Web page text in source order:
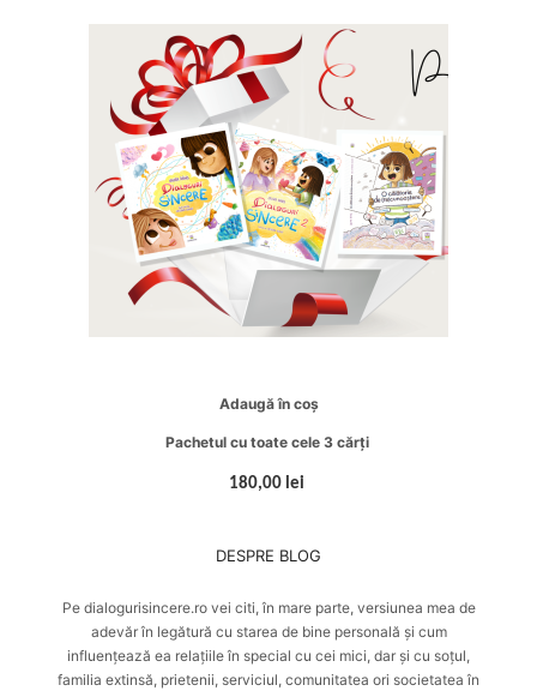
Adaugă în coș
Pachetul cu toate cele 3 cărți
180,00 lei
DESPRE BLOG
Pe dialogurisincere.ro vei citi, în mare parte, versiunea mea de
adevăr în legătură cu starea de bine personală și cum
influențează ea relațiile în special cu cei mici, dar și cu soțul,
familia extinsă, prietenii, serviciul, comunitatea ori societatea în